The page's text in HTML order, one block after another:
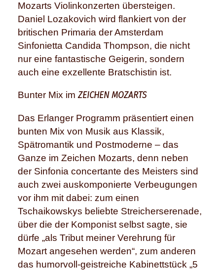
Mozarts Violinkonzerten übersteigen.
Daniel Lozakovich wird flankiert von der
britischen Primaria der Amsterdam
Sinfonietta Candida Thompson, die nicht
nur eine fantastische Geigerin, sondern
auch eine exzellente Bratschistin ist.
Bunter Mix im ZEICHEN MOZARTS
Das Erlanger Programm präsentiert einen
bunten Mix von Musik aus Klassik,
Spätromantik und Postmoderne – das
Ganze im Zeichen Mozarts, denn neben
der Sinfonia concertante des Meisters sind
auch zwei auskomponierte Verbeugungen
vor ihm mit dabei: zum einen
Tschaikowskys beliebte Streicherserenade,
über die der Komponist selbst sagte, sie
dürfe „als Tribut meiner Verehrung für
Mozart angesehen werden“, zum anderen
das humorvoll-geistreiche Kabinettstück „5